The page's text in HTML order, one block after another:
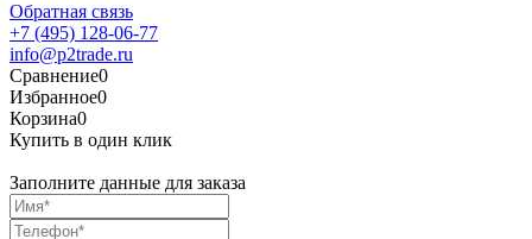
Обратная связь
+7 (495) 128-06-77
info@p2trade.ru
Сравнение0
Избранное0
Корзина0
Купить в один клик
Заполните данные для заказа